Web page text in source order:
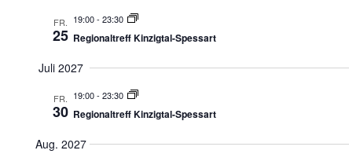
FR.
25
19:00- 23:30
Regionaltreff Kinzigtal-Spessart
Juli 2027
FR.
30
19:00- 23:30
Regionaltreff Kinzigtal-Spessart
Aug. 2027